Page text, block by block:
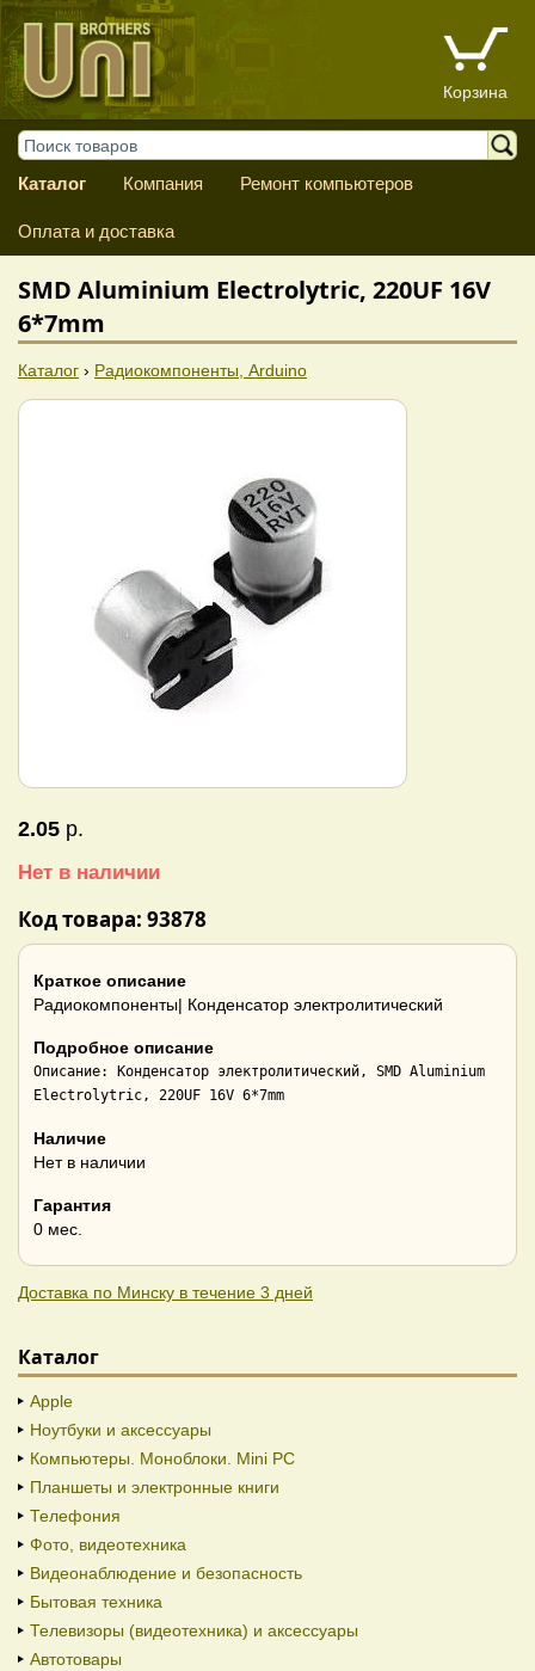
Корзина
Каталог Компания Ремонт компьютеров
Оплата и доставка
SMD Aluminium Electrolytric, 220UF 16V
6*7mm
Каталог › Радиокомпоненты, Arduino
2.05 р.
Нет в наличии
Код товара: 93878
Краткое описание
Радиокомпоненты| Конденсатор электролитический
Подробное описание
Описание: Конденсатор электролитический, SMD Aluminium
Electrolytric, 220UF 16V 6*7mm
Наличие
Нет в наличии
Гарантия
0 мес.
Доставка по Минску в течение 3 дней
Каталог
Apple
Ноутбуки и аксессуары
Компьютеры. Моноблоки. Mini PC
Планшеты и электронные книги
Телефония
Фото, видеотехника
Видеонаблюдение и безопасность
Бытовая техника
Телевизоры (видеотехника) и аксессуары
Автотовары